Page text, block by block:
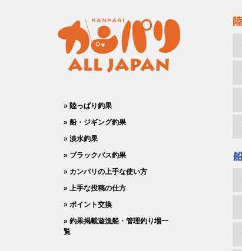
» 陸っぱり釣果
» 船・ジギング釣果
» 淡水釣果
» ブラックバス釣果
» カンパリの上手な使い方
» 上手な投稿の仕方
» ポイント交換
» 釣果掲載遊漁船・管理釣り場一
覧